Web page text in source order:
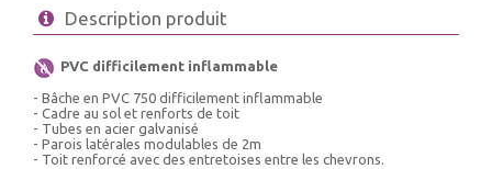
Description produit
PVC difficilement inflammable
- Bâche en PVC 750 difficilement inflammable
- Cadre au sol et renforts de toit
- Tubes en acier galvanisé
- Parois latérales modulables de 2m
- Toit renforcé avec des entretoises entre les chevrons.